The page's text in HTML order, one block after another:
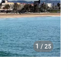
1 / 25